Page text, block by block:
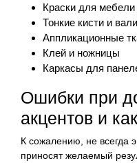
Краски для мебели
Тонкие кисти и
Аппликационные
Клей и ножницы
Каркасы для
Ошибки при
акцентов и
К сожалению, не всегда
приносят желаемый